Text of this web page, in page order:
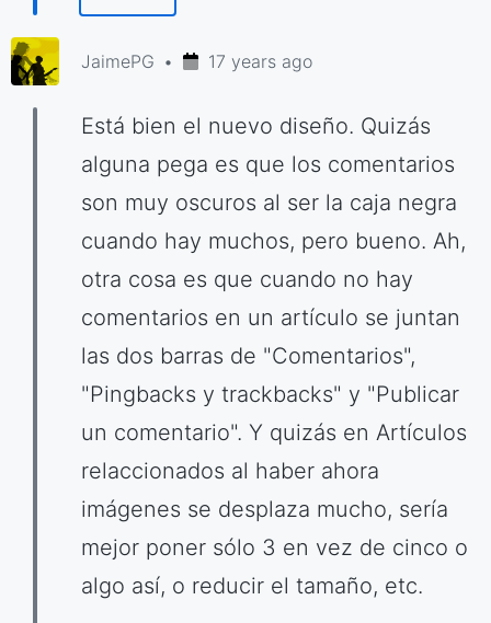
JaimePG 17 years ago
Está bien el nuevo diseño. Quizás
alguna pega es que los comentarios
son muy oscuros al ser la caja negra
cuando hay muchos, pero bueno. Ah,
otra cosa es que cuando no hay
comentarios en un artículo se juntan
las dos barras de "Comentarios",
"Pingbacks y trackbacks" y "Publicar
un comentario". Y quizás en Artículos
relaccionados al haber ahora
imágenes se desplaza mucho, sería
mejor poner sólo 3 en vez de cinco o
algo así, o reducir el tamaño, etc.